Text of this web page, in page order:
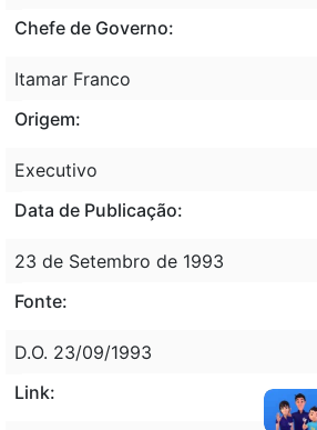
Chefe de Governo:
Itamar Franco
Origem:
Executivo
Data de Publicação:
23 de Setembro de 1993
Fonte:
D.O. 23/09/1993
Link: